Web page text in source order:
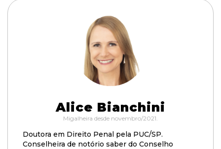
Alice Bianchini
Migalheira desde novembro/2021.
Doutora em Direito Penal pela PUC/SP.
Conselheira de notório saber do Conselho